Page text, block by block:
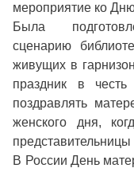
мероприятие ко
Была
сценарию
живущих в
праздник в
поздравлять
женского дня,
В России День